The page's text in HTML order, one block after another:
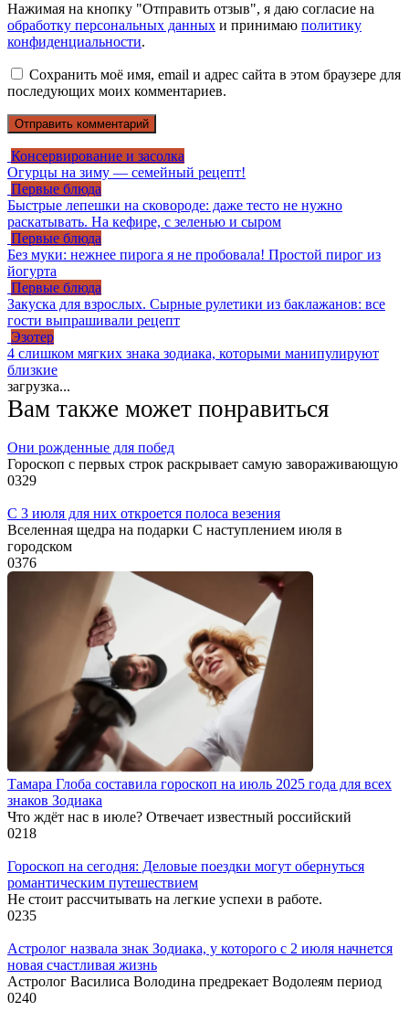
Нажимая на кнопку "Отправить отзыв", я даю согласие на
обработку персональных данных и принимаю политику
конфиденциальности.
Сохранить моё имя, email и адрес сайта в этом браузере для
последующих моих комментариев.
Консервирование и засолка
Огурцы на зиму — семейный рецепт!
Первые блюда
Быстрые лепешки на сковороде: даже тесто не нужно
раскатывать. На кефире, с зеленью и сыром
Первые блюда
Без муки: нежнее пирога я не пробовала! Простой пирог из
йогурта
Первые блюда
Закуска для взрослых. Сырные рулетики из баклажанов: все
гости выпрашивали рецепт
Эзотер
4 слишком мягких знака зодиака, которыми манипулируют
близкие
загрузка...
Вам также может понравиться
Они рожденные для побед
Гороскоп с первых строк раскрывает самую завораживающую
0329
С 3 июля для них откроется полоса везения
Вселенная щедра на подарки С наступлением июля в
городском
0376
Тамара Глоба составила гороскоп на июль 2025 года для всех
знаков Зодиака
Что ждёт нас в июле? Отвечает известный российский
0218
Гороскоп на сегодня: Деловые поездки могут обернуться
романтическим путешествием
Не стоит рассчитывать на легкие успехи в работе.
0235
Астролог назвала знак Зодиака, у которого с 2 июля начнется
новая счастливая жизнь
Астролог Василиса Володина предрекает Водолеям период
0240